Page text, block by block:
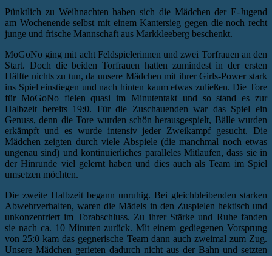
Pünktlich zu Weihnachten haben sich die Mädchen der E-Jugend
am Wochenende selbst mit einem Kantersieg gegen die noch recht
junge und frische Mannschaft aus Markkleeberg beschenkt.
MoGoNo ging mit acht Feldspielerinnen und zwei Torfrauen an den
Start. Doch die beiden Torfrauen hatten zumindest in der ersten
Hälfte nichts zu tun, da unsere Mädchen mit ihrer Girls-Power stark
ins Spiel einstiegen und nach hinten kaum etwas zuließen. Die Tore
für MoGoNo fielen quasi im Minutentakt und so stand es zur
Halbzeit bereits 19:0. Für die Zuschauenden war das Spiel ein
Genuss, denn die Tore wurden schön herausgespielt, Bälle wurden
erkämpft und es wurde intensiv jeder Zweikampf gesucht. Die
Mädchen zeigten durch viele Abspiele (die manchmal noch etwas
ungenau sind) und kontinuierliches paralleles Mitlaufen, dass sie in
der Hinrunde viel gelernt haben und dies auch als Team im Spiel
umsetzen möchten.
Die zweite Halbzeit begann unruhig. Bei gleichbleibenden starken
Abwehrverhalten, waren die Mädels in den Zuspielen hektisch und
unkonzentriert im Torabschluss. Zu ihrer Stärke und Ruhe fanden
sie nach ca. 10 Minuten zurück. Mit einem gediegenen Vorsprung
von 25:0 kam das gegnerische Team dann auch zweimal zum Zug.
Unsere Mädchen gerieten dadurch nicht aus der Bahn und setzten